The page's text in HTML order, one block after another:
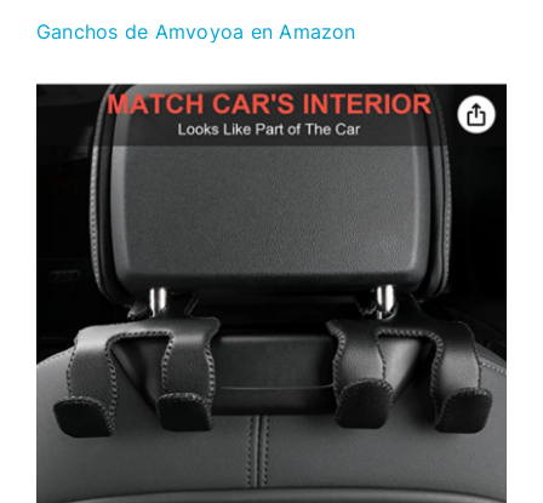
Ganchos de Amvoyoa en Amazon